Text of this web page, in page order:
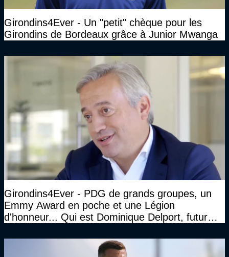
Girondins4Ever - Un "petit" chèque pour les
Girondins de Bordeaux grâce à Junior Mwanga
Girondins4Ever - PDG de grands groupes, un
Emmy Award en poche et une Légion
d'honneur... Qui est Dominique Delport, futur